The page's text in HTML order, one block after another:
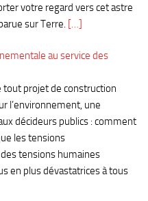
votre regard vers cet astre
sur Terre. […]
au service des
tout projet de construction
l’environnement, une
décideurs publics : comment
les tensions
tensions humaines
en plus dévastatrices à tous